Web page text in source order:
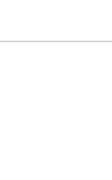
"MARGINE" DEI